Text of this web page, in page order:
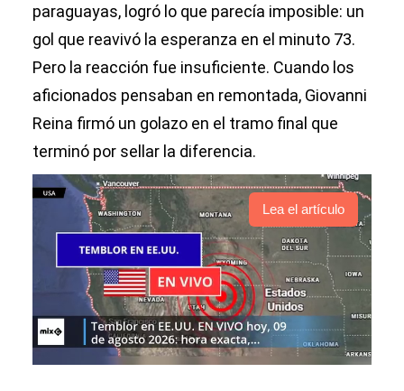
paraguayas, logró lo que parecía imposible: un
gol que reavivó la esperanza en el minuto 73.
Pero la reacción fue insuficiente. Cuando los
aficionados pensaban en remontada, Giovanni
Reina firmó un golazo en el tramo final que
terminó por sellar la diferencia.
Lea el artículo